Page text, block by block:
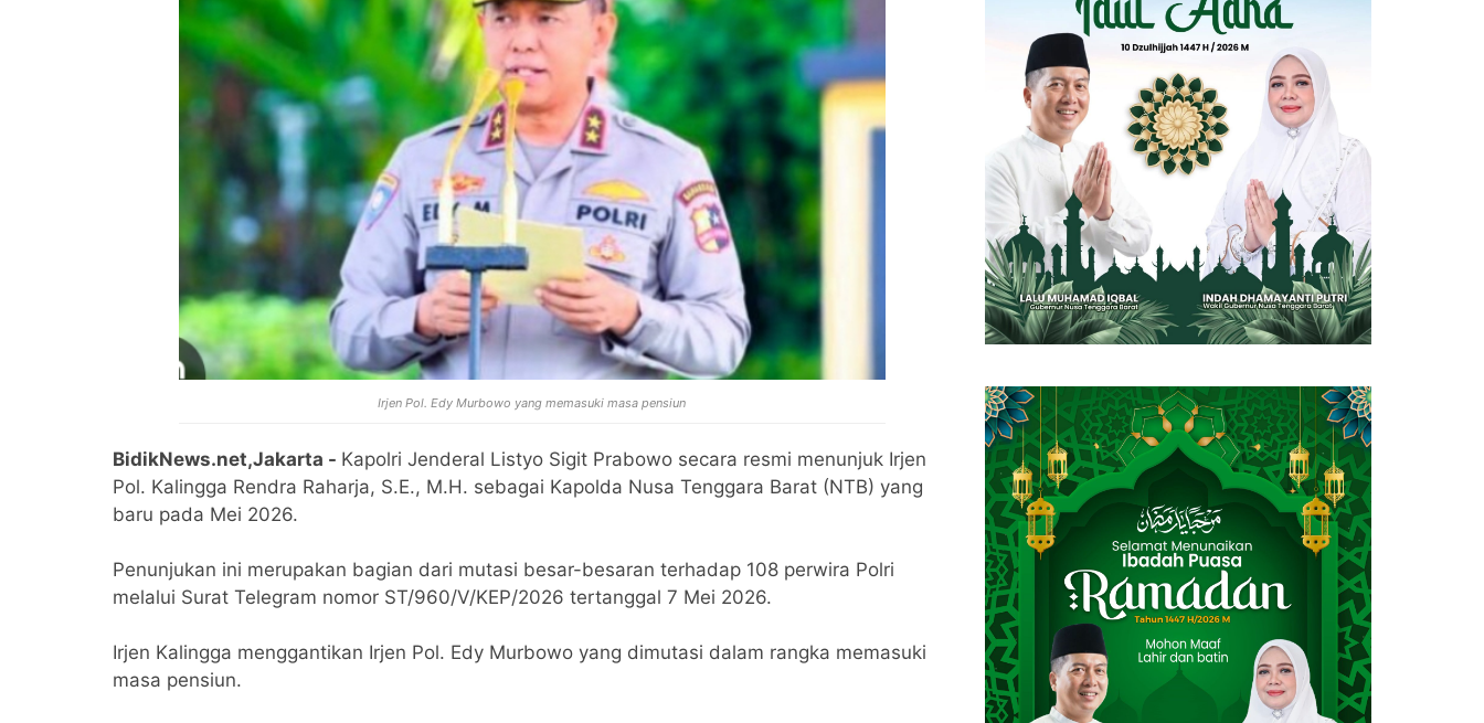
Irjen Pol. Edy Murbowo yang memasuki masa pensiun
BidikNews.net,Jakarta - Kapolri Jenderal Listyo Sigit Prabowo secara resmi menunjuk Irjen
Pol. Kalingga Rendra Raharja, S.E., M.H. sebagai Kapolda Nusa Tenggara Barat (NTB) yang
baru pada Mei 2026.
‎Penunjukan ini merupakan bagian dari mutasi besar-besaran terhadap 108 perwira Polri
melalui Surat Telegram nomor ST/960/V/KEP/2026 tertanggal 7 Mei 2026.
‎Irjen Kalingga menggantikan Irjen Pol. Edy Murbowo yang dimutasi dalam rangka memasuki
masa pensiun.